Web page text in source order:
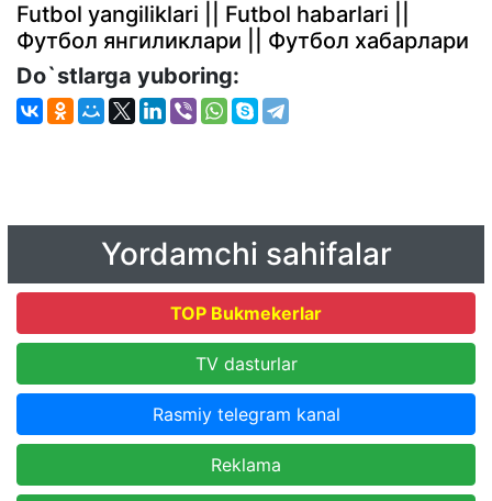
Futbol yangiliklari || Futbol habarlari ||
Футбол янгиликлари || Футбол хабарлари
Do`stlarga yuboring:
Yordamchi sahifalar
TOP Bukmekerlar
TV dasturlar
Rasmiy telegram kanal
Reklama